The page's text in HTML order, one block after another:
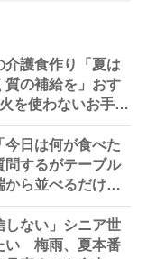
介護食作り「夏は
質の補給を」おす
を使わないお手軽
栄養士提案】
今日は何が食べた
問するがテーブル
から並べるだけ―
処法とものがない
味
しない」シニア世
い 梅雨、夏本番